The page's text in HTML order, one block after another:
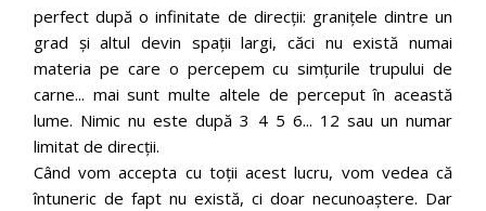
perfect după o infinitate de direcții: granițele dintre un
grad și altul devin spații largi, căci nu există numai
materia pe care o percepem cu simțurile trupului de
carne... mai sunt multe altele de perceput în această
lume. Nimic nu este după 3 4 5 6... 12 sau un numar
limitat de direcții.
Când vom accepta cu toții acest lucru, vom vedea că
întuneric de fapt nu există, ci doar necunoaștere. Dar